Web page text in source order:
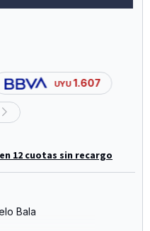
UYU 1.607
12 cuotas sin recargo
Bala